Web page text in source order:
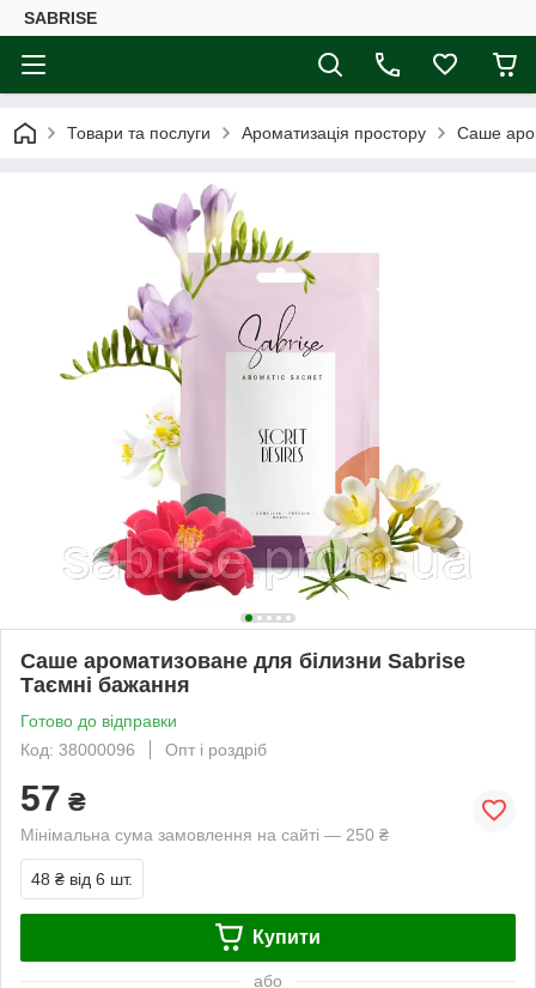
SABRISE
Товари та послуги Ароматизація простору Саше
Саше ароматизоване для білизни Sabrise
Таємні бажання
Готово до відправки
Код: 38000096
Опт і роздріб
57 ₴
Мінімальна сума замовлення на сайті — 250 ₴
48 ₴ від 6 шт.
Купити
або